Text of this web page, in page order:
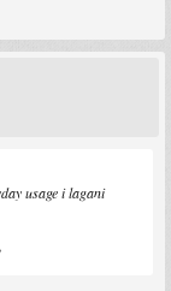
usage i lagani